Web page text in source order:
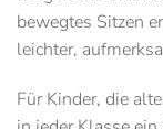
bewegtes Sitzen
leichter,
Für Kinder, die